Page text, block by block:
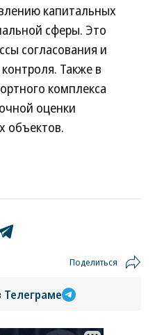
капитальных
сферы. Это
согласования и
Также в
комплекса
оценки
объектов.
Поделиться
Телеграме